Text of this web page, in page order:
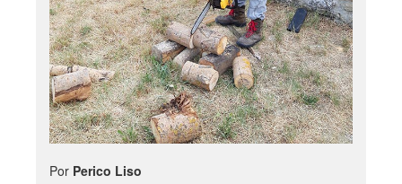
Por Perico Liso